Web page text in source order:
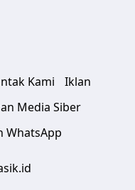
Kami
Iklan
Media Siber
WhatsApp